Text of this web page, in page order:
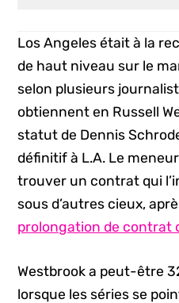
Los Angeles était à la
de haut niveau sur le
selon plusieurs
obtiennent en Russell
statut de Dennis
définitif à L.A. Le
trouver un contrat qui
sous d’autres cieux,
prolongation de contrat
Westbrook a peut-être
lorsque les séries se